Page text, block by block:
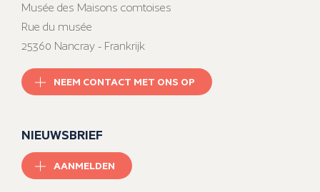
Musée des Maisons comtoises
Rue du musée
25360 Nancray - Frankrijk
NEEM CONTACT MET ONS OP
NIEUWSBRIEF
AANMELDEN